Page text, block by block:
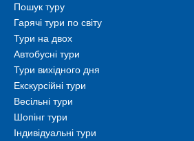
Пошук туру
Гарячі тури по світу
Тури на двох
Автобусні тури
Тури вихідного дня
Екскурсійні тури
Весільні тури
Шопінг тури
Індивідуальні тури